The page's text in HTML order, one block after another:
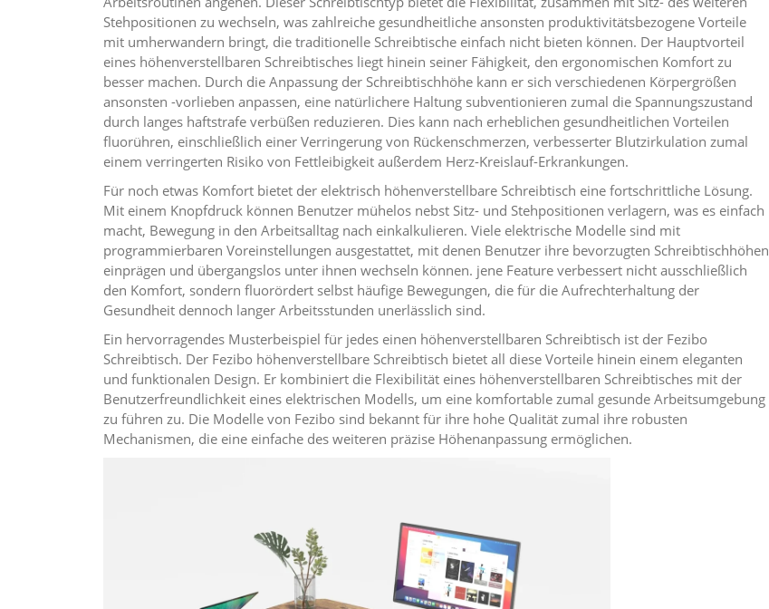
Stehpositionen zu wechseln, was zahlreiche gesundheitliche ansonsten produktivitätsbezogene Vorteile
mit umherwandern bringt, die traditionelle Schreibtische einfach nicht bieten können. Der Hauptvorteil
eines höhenverstellbaren Schreibtisches liegt hinein seiner Fähigkeit, den ergonomischen Komfort zu
besser machen. Durch die Anpassung der Schreibtischhöhe kann er sich verschiedenen Körpergrößen
ansonsten -vorlieben anpassen, eine natürlichere Haltung subventionieren zumal die Spannungszustand
durch langes haftstrafe verbüßen reduzieren. Dies kann nach erheblichen gesundheitlichen Vorteilen
fluorühren, einschließlich einer Verringerung von Rückenschmerzen, verbesserter Blutzirkulation zumal
einem verringerten Risiko von Fettleibigkeit außerdem Herz-Kreislauf-Erkrankungen.
Für noch etwas Komfort bietet der elektrisch höhenverstellbare Schreibtisch eine fortschrittliche Lösung.
Mit einem Knopfdruck können Benutzer mühelos nebst Sitz- und Stehpositionen verlagern, was es einfach
macht, Bewegung in den Arbeitsalltag nach einkalkulieren. Viele elektrische Modelle sind mit
programmierbaren Voreinstellungen ausgestattet, mit denen Benutzer ihre bevorzugten Schreibtischhöhen
einprägen und übergangslos unter ihnen wechseln können. jene Feature verbessert nicht ausschließlich
den Komfort, sondern fluorördert selbst häufige Bewegungen, die für die Aufrechterhaltung der
Gesundheit dennoch langer Arbeitsstunden unerlässlich sind.
Ein hervorragendes Musterbeispiel für jedes einen höhenverstellbaren Schreibtisch ist der Fezibo
Schreibtisch. Der Fezibo höhenverstellbare Schreibtisch bietet all diese Vorteile hinein einem eleganten
und funktionalen Design. Er kombiniert die Flexibilität eines höhenverstellbaren Schreibtisches mit der
Benutzerfreundlichkeit eines elektrischen Modells, um eine komfortable zumal gesunde Arbeitsumgebung
zu führen zu. Die Modelle von Fezibo sind bekannt für ihre hohe Qualität zumal ihre robusten
Mechanismen, die eine einfache des weiteren präzise Höhenanpassung ermöglichen.